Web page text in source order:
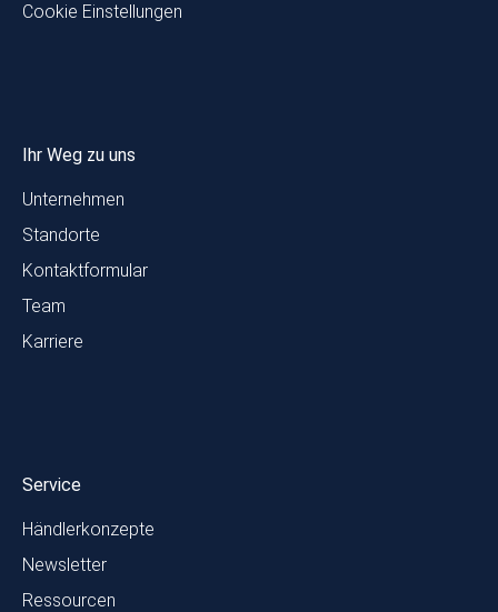
Cookie Einstellungen
Ihr Weg zu uns
Unternehmen
Standorte
Kontaktformular
Team
Karriere
Service
Händlerkonzepte
Newsletter
Ressourcen